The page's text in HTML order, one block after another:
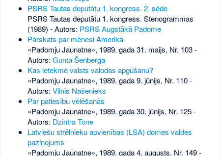
PSRS Tautas deputātu 1. kongress. 2. sēde
PSRS Tautas deputātu 1. kongress. Stenogrammas
(1989) - Autors: PSRS Augstākā Padome
Pārskats par mēnesi Amerikā
«Padomju Jaunatne», 1989. gada 31. maijs, Nr. 103-
Autors: Gunta Šenberga
Kas ietekmē valsts valodas apgūšanu?
«Padomju Jaunatne», 1989. gada 9. jūnijs, Nr. 110-
Autors: Vilnis Našenieks
Par patiesību vēlēšanās
«Padomju Jaunatne», 1989. gada 30. jūnijs, Nr. 125-
Autors: Dzintra Tone
Latviešu strēlnieku apvienības (LSA) domes valdes
paziņojums
«Padomju Jaunatne», 1989. gada 4. augusts, Nr. 149-